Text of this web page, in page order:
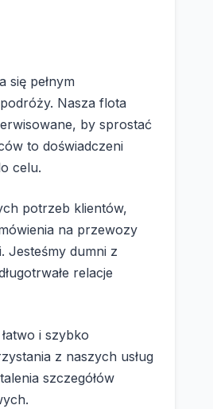
się pełnym
Nasza flota
by sprostać
to doświadczeni
celu.
potrzeb klientów,
na przewozy
Jesteśmy dumni z
relacje
i szybko
z naszych usług
szczegółów